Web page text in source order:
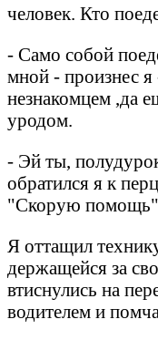
человек. Кто
- Само собой
мной - произнес
незнакомцем ,да
уродом.
- Эй ты,
обратился я к
"Скорую
Я оттащил
держащейся за
втиснулись на
водителем и